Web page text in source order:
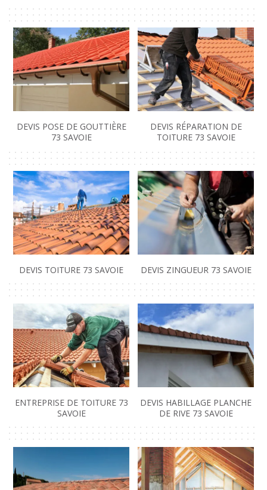
DEVIS POSE DE GOUTTIÈRE
73 SAVOIE
DEVIS RÉPARATION DE
TOITURE 73 SAVOIE
DEVIS TOITURE 73 SAVOIE DEVIS ZINGUEUR 73 SAVOIE
ENTREPRISE DE TOITURE 73
SAVOIE
DEVIS HABILLAGE PLANCHE
DE RIVE 73 SAVOIE